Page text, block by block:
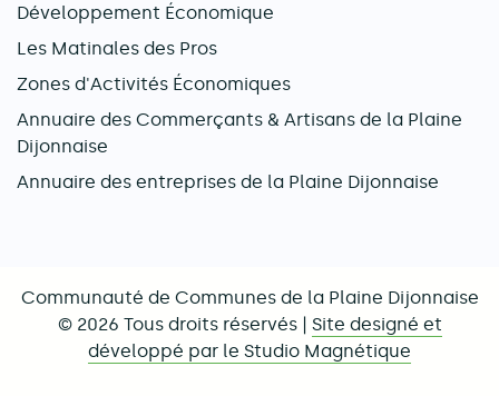
Développement Économique
Les Matinales des Pros
Zones d'Activités Économiques
Annuaire des Commerçants & Artisans de la Plaine
Dijonnaise
Annuaire des entreprises de la Plaine Dijonnaise
Communauté de Communes de la Plaine Dijonnaise
© 2026 Tous droits réservés | Site designé et
développé par le Studio Magnétique